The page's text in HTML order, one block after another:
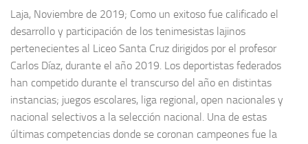
Laja, Noviembre de 2019; Como un exitoso fue calificado el
desarrollo y participación de los tenimesistas lajinos
pertenecientes al Liceo Santa Cruz dirigidos por el profesor
Carlos Díaz, durante el año 2019. Los deportistas federados
han competido durante el transcurso del año en distintas
instancias; juegos escolares, liga regional, open nacionales y
nacional selectivos a la selección nacional. Una de estas
últimas competencias donde se coronan campeones fue la